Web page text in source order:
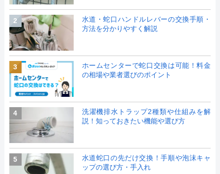
2
水道・蛇口ハンドルレバーの交換手順・
方法を分かりやすく解説
3
ホームセンターで蛇口交換は可能！料金
の相場や業者選びのポイント
4
洗濯機排水トラップ2種類や仕組みを解
説！知っておきたい機能や選び方
5
水道蛇口の先だけ交換！手順や泡沫キャ
ップの選び方・手入れ